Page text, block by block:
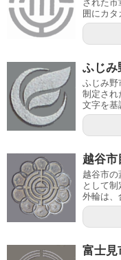
された市
囲にカ
ふじみ
ふじみ野
制定され
文字を基
越谷市
越谷市の
として
外輪は、
富士見